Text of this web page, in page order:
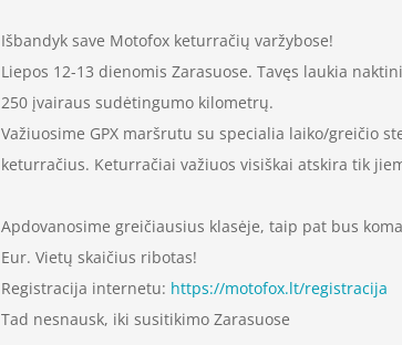
Išbandyk save Motofox keturračių varžybose!
Liepos 12-13 dienomis Zarasuose. Tavęs laukia
250 įvairaus sudėtingumo kilometrų.
Važiuosime GPX maršrutu su specialia laiko/greičio
keturračius. Keturračiai važiuos visiškai atskira tik
Apdovanosime greičiausius klasėje, taip pat bus
Eur. Vietų skaičius ribotas!
Registracija internetu: https://motofox.lt/registracija
Tad nesnausk, iki susitikimo Zarasuose